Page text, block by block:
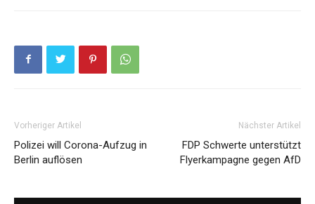
Vorheriger Artikel
Polizei will Corona-Aufzug in
Berlin auflösen
Nächster Artikel
FDP Schwerte unterstützt
Flyerkampagne gegen AfD